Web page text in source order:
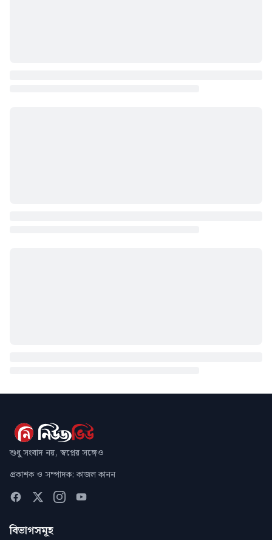
শুধু সংবাদ নয়, স্বপ্নের সঙ্গেও
প্রকাশক ও সম্পাদক: কাজল কানন
বিভাগসমূহ